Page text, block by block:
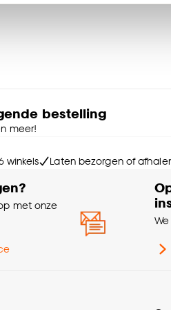
gebruik te maken van alle
Je kunt er ook voor
bestelling
meer!
winkels Laten bezorgen of
met onze